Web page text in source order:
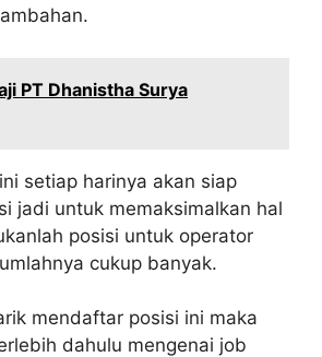
PT Dhanistha Surya
setiap harinya akan siap
jadi untuk memaksimalkan hal
posisi untuk operator
cukup banyak.
mendaftar posisi ini maka
dahulu mengenai job